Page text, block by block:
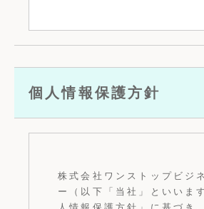
個人情報保護方針
株式会社ワンストップビジ
ー（以下「当社」といいま